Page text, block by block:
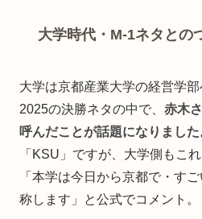
大学時代・M-1ネタとの
大学は京都産業大学の経営学
2025の決勝ネタの中で、 赤木
呼んだことが話題になりました
「KSU」ですが、大学側もこ
「本学は今日から京都で・す
称します」と公式でコメント。